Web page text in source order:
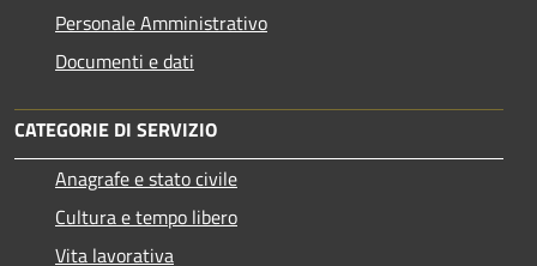
Personale Amministrativo
Documenti e dati
CATEGORIE DI SERVIZIO
Anagrafe e stato civile
Cultura e tempo libero
Vita lavorativa